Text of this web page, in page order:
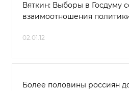
Вяткин: Выборы в Госдуму
взаимоотношения
02.01.12
Более половины россиян